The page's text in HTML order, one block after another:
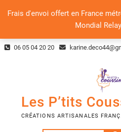
Frais d'envoi offert en France
Mondial Relay
Skip 06 05 04 20 20
Les P’tits
CRÉATIONS ARTISANALES